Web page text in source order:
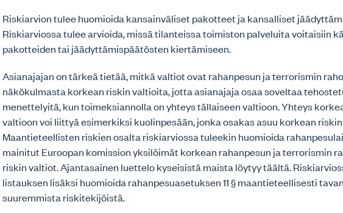
Riskiarvion tulee huomioida kansainväliset pakotteet ja kansalliset
Riskiarviossa tulee arvioida, missä tilanteissa toimiston palveluita voitaisiin
pakotteiden tai jäädyttämispäätösten kiertämiseen.
Asianajajan on tärkeä tietää, mitkä valtiot ovat rahanpesun ja terrorismin
näkökulmasta korkean riskin valtioita, jotta asianajaja osaa soveltaa
menettelyitä, kun toimeksiannolla on yhteys tällaiseen valtioon. Yhteys
valtioon voi liittyä esimerkiksi kuolinpesään, jonka osakas asuu korkean
Maantieteellisten riskien osalta riskiarviossa tuleekin huomioida
mainitut Euroopan komission yksilöimät korkean rahanpesun ja terrorismin
riskin valtiot. Ajantasainen luettelo kyseisistä maista löytyy täältä.
listauksen lisäksi huomioida rahanpesuasetuksen 11 § maantieteellisesti
suuremmista riskitekijöistä.